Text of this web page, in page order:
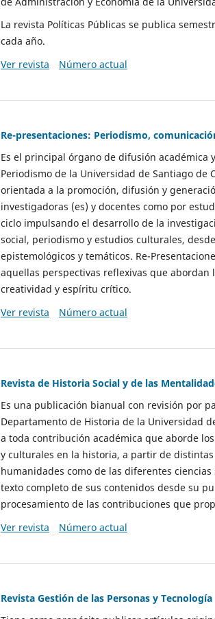
La revista Políticas Públicas se publica
cada año.
Ver revista
Número actual
Re-presentaciones: Periodismo,
Es el principal órgano de difusión académica
Periodismo de la Universidad de Santiago de
orientada a la promoción, difusión y
investigadoras (es) y docentes como por
ciclo impulsando el desarrollo de la
social, periodismo y estudios culturales,
epistemológicos y temáticos. Re-
aquellas perspectivas reflexivas que abordan
creatividad y espíritu crítico.
Ver revista
Número actual
Revista de Historia Social y de las
Es una publicación bianual con revisión por
Departamento de Historia de la Universidad
a toda contribución académica que aborde
y culturales en la historia, a partir de
humanidades como de las diferentes
texto completo de sus contenidos desde su
procesamiento de las contribuciones que
Ver revista
Número actual
Revista Gestión de las Personas y Tecnología